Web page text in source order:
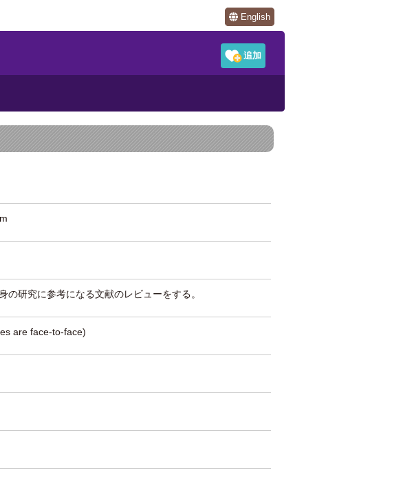
English
研究に参考になる文献のレビューをする。
are face-to-face)